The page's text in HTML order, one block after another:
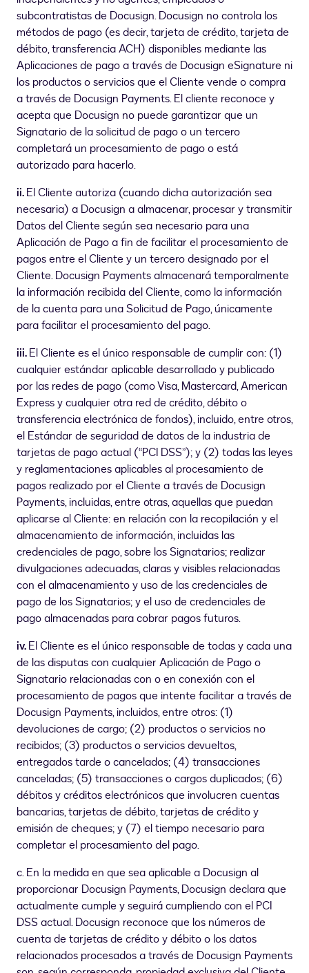
subcontratistas de Docusign. Docusign no controla los
métodos de pago (es decir, tarjeta de crédito, tarjeta de
débito, transferencia ACH) disponibles mediante las
Aplicaciones de pago a través de Docusign eSignature ni
los productos o servicios que el Cliente vende o compra
a través de Docusign Payments. El cliente reconoce y
acepta que Docusign no puede garantizar que un
Signatario de la solicitud de pago o un tercero
completará un procesamiento de pago o está
autorizado para hacerlo.
ii.El Cliente autoriza (cuando dicha autorización sea
necesaria) a Docusign a almacenar, procesar y transmitir
Datos del Cliente según sea necesario para una
Aplicación de Pago a fin de facilitar el procesamiento de
pagos entre el Cliente y un tercero designado por el
Cliente. Docusign Payments almacenará temporalmente
la información recibida del Cliente, como la información
de la cuenta para una Solicitud de Pago, únicamente
para facilitar el procesamiento del pago.
iii.El Cliente es el único responsable de cumplir con: (1)
cualquier estándar aplicable desarrollado y publicado
por las redes de pago (como Visa, Mastercard, American
Express y cualquier otra red de crédito, débito o
transferencia electrónica de fondos), incluido, entre otros,
el Estándar de seguridad de datos de la industria de
tarjetas de pago actual (“PCI DSS”); y (2) todas las leyes
y reglamentaciones aplicables al procesamiento de
pagos realizado por el Cliente a través de Docusign
Payments, incluidas, entre otras, aquellas que puedan
aplicarse al Cliente: en relación con la recopilación y el
almacenamiento de información, incluidas las
credenciales de pago, sobre los Signatarios; realizar
divulgaciones adecuadas, claras y visibles relacionadas
con el almacenamiento y uso de las credenciales de
pago de los Signatarios; y el uso de credenciales de
pago almacenadas para cobrar pagos futuros.
iv.El Cliente es el único responsable de todas y cada una
de las disputas con cualquier Aplicación de Pago o
Signatario relacionadas con o en conexión con el
procesamiento de pagos que intente facilitar a través de
Docusign Payments, incluidos, entre otros: (1)
devoluciones de cargo; (2) productos o servicios no
recibidos; (3) productos o servicios devueltos,
entregados tarde o cancelados; (4) transacciones
canceladas; (5) transacciones o cargos duplicados; (6)
débitos y créditos electrónicos que involucren cuentas
bancarias, tarjetas de débito, tarjetas de crédito y
emisión de cheques; y (7) el tiempo necesario para
completar el procesamiento del pago.
c. En la medida en que sea aplicable a Docusign al
proporcionar Docusign Payments, Docusign declara que
actualmente cumple y seguirá cumpliendo con el PCI
DSS actual. Docusign reconoce que los números de
cuenta de tarjetas de crédito y débito o los datos
relacionados procesados a través de Docusign Payments